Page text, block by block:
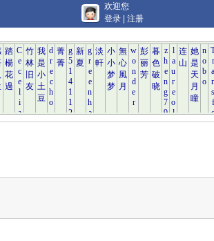
欢迎您
登录
注册